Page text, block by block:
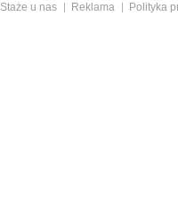
Staże u nas Reklama
Polityka